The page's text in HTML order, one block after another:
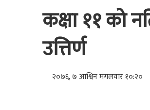
कक्षा ११ को
उत्तिर्ण
२०७६, ७ आश्विन मंगलवार १०:२०